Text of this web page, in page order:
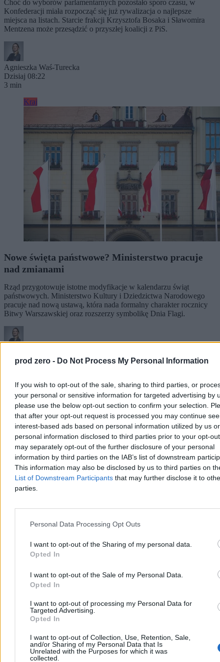
prod zero - Do Not Process My Personal Information
If you wish to opt-out of the sale, sharing to third parties, or
your personal or sensitive information for targeted advertising by
please use the below opt-out section to confirm your selection.
that after your opt-out request is processed you may continue
interest-based ads based on personal information utilized by us or
personal information disclosed to third parties prior to your opt-
may separately opt-out of the further disclosure of your personal
information by third parties on the IAB’s list of downstream
This information may also be disclosed by us to third parties on
List of Downstream Participants that may further disclose it to
parties.
Personal Data Processing Opt Outs
I want to opt-out of the Sharing of my personal data.
Opted In
I want to opt-out of the Sale of my Personal Data.
Opted In
I want to opt-out of processing my Personal Data for
Targeted Advertising.
Opted In
I want to opt-out of Collection, Use, Retention, Sale,
and/or Sharing of my Personal Data that Is
Unrelated with the Purposes for which it was
collected.
Choć do wyborów parlamentarnych pozostało sporo czasu, w
Konfederacji miała rozpocząć się już rywalizacja o najlepsze
miejsca na listach. Starcie frakcji Krzysztofa Bosaka i Sławomira
Mentzena może przesądzić o przyszłej koalicji z PiS.
Agnieszka Waś-Turecka
Dzisiaj 08:22
3 min
Kraj
Nowe święta państwowe? Ministerstwo pracuje
nad zmianami
Rząd przygotowuje istotne modyfikacje w kalendarzu świąt
państwowych. Ministerstwo Kultury i Dziedzictwa Narodowego
pracuje nad nową ustawą, która nada formalny charakter rocznicy
Bitwy Warszawskiej oraz rozszerzy symbolikę Dnia Flagi.
Dzisiaj 07:21
Reklama